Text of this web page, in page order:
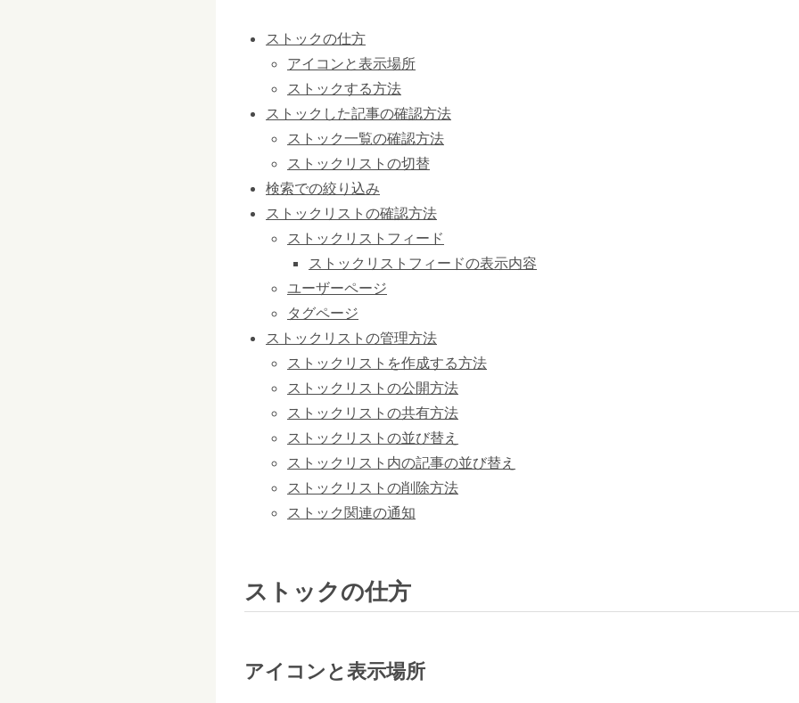
ストックの仕方
アイコンと表示場所
ストックする方法
ストックした記事の確認方法
ストック一覧の確認方法
ストックリストの切替
検索での絞り込み
ストックリストの確認方法
ストックリストフィード
ストックリストフィードの表示内容
ユーザーページ
タグページ
ストックリストの管理方法
ストックリストを作成する方法
ストックリストの公開方法
ストックリストの共有方法
ストックリストの並び替え
ストックリスト内の記事の並び替え
ストックリストの削除方法
ストック関連の通知
ストックの仕方
アイコンと表示場所